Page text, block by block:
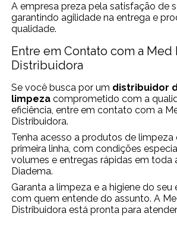
A empresa preza pela satisfação de
garantindo agilidade na entrega e
qualidade.
Entre em Contato com a Med
Distribuidora
Se você busca por um distribuidor
limpeza comprometido com a
eficiência, entre em contato com a
Distribuidora.
Tenha acesso a produtos de limpeza
primeira linha, com condições
volumes e entregas rápidas em toda
Diadema.
Garanta a limpeza e a higiene do
com quem entende do assunto. A
Distribuidora está pronta para